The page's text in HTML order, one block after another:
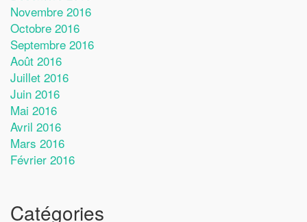
Novembre 2016
Octobre 2016
Septembre 2016
Août 2016
Juillet 2016
Juin 2016
Mai 2016
Avril 2016
Mars 2016
Février 2016
Catégories